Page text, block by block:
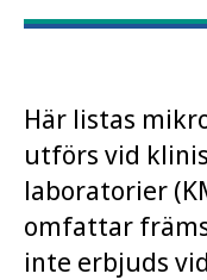
Här listas
utförs vid
laboratorier
omfattar
inte erbjuds